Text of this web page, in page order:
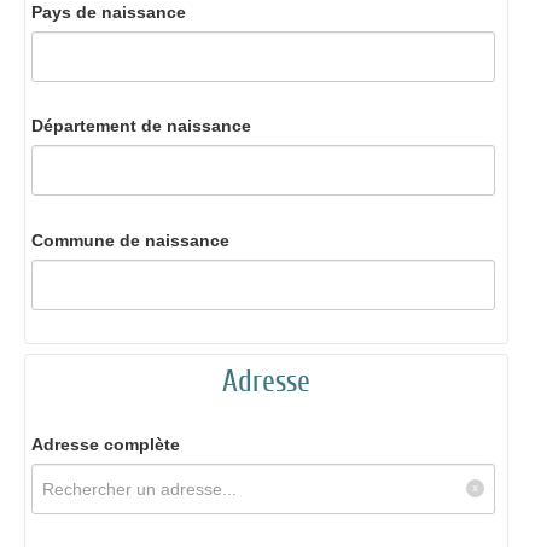
Pays de naissance
Département de naissance
Commune de naissance
Adresse
Adresse complète